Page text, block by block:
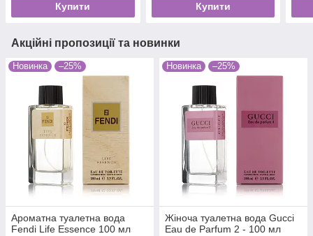
Купити Купити
Акційні пропозиції та новинки
Новинка –25%
Ароматна туалетна вода
Fendi Life Essence 100 мл
Новинка –25%
Жіноча туалетна вода Gucci
Eau de Parfum 2 - 100 мл